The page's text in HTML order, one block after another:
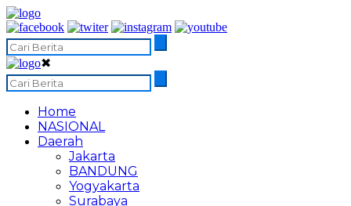
✖
Home
NASIONAL
Daerah
Jakarta
BANDUNG
Yogyakarta
Surabaya